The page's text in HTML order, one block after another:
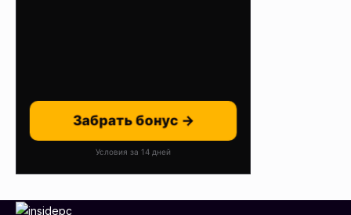
Забрать бонус →
Условия за 14 дней